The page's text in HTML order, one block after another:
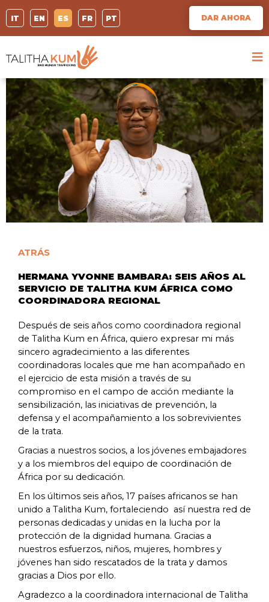
IT EN ES FR PT DAR AHORA
ATRÁS
HERMANA YVONNE BAMBARA: SEIS AÑOS AL
SERVICIO DE TALITHA KUM ÁFRICA COMO
COORDINADORA REGIONAL
Después de seis años como coordinadora regional
de Talitha Kum en África, quiero expresar mi más
sincero agradecimiento a las diferentes
coordinadoras locales que me han acompañado en
el ejercicio de esta misión a través de su
compromiso en el campo de acción mediante la
sensibilización, las iniciativas de prevención, la
defensa y el acompañamiento a los sobrevivientes
de la trata.
Gracias a nuestros socios, a los jóvenes embajadores
y a los miembros del equipo de coordinación de
África por su dedicación.
En los últimos seis años, 17 países africanos se han
unido a Talitha Kum, fortaleciendo así nuestra red de
personas dedicadas y unidas en la lucha por la
protección de la dignidad humana. Gracias a
nuestros esfuerzos, niños, mujeres, hombres y
jóvenes han sido rescatados de la trata y damos
gracias a Dios por ello.
Agradezco a la coordinadora internacional de Talitha